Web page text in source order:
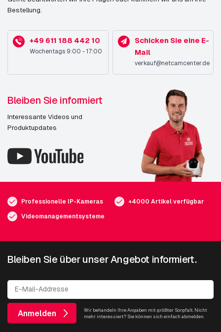
Bestellung.
+49 611 188 442 10
Wochentags 9:00 - 17:00
Schicken Sie eine E-
Mail
verkauf@netcamcenter.de
Bleiben Sie informiert
Interessante Videos und
Produktupdates
Professionelle IP-Kameras
+4000 Artikel verfügbar
Videomanagementsysteme
Bleiben Sie über unser Angebot informiert.
Anmelden
Wir behandeln Ihre Angaben mit größter Sorgfalt. Nicht
mehr interessiert? Sie können sich einfach abmelden.